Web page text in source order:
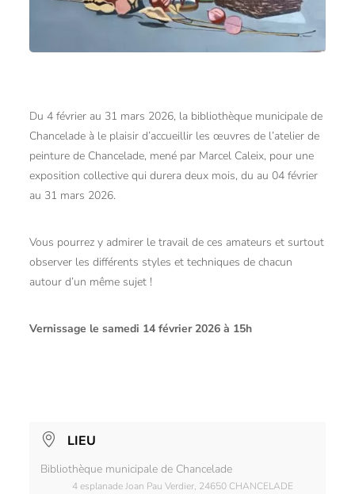
Du 4 février au 31 mars 2026, la bibliothèque municipale de
Chancelade à le plaisir d’accueillir les œuvres de l’atelier de
peinture de Chancelade, mené par Marcel Caleix, pour une
exposition collective qui durera deux mois, du au 04 février
au 31 mars 2026.
Vous pourrez y admirer le travail de ces amateurs et surtout
observer les différents styles et techniques de chacun
autour d’un même sujet !
Vernissage le samedi 14 février 2026 à 15h
LIEU
Bibliothèque municipale de Chancelade
4 esplanade Joan Pau Verdier, 24650 CHANCELADE